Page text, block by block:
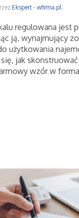
Ekspert - wfirma.pl
regulowana jest
ją, wynajmujący
użytkowania
jak
wzór w